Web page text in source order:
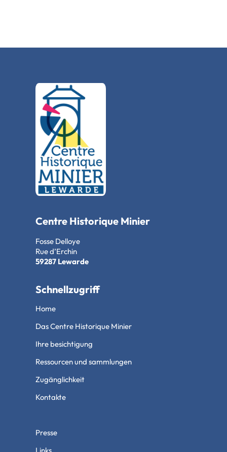
Centre Historique Minier
Fosse Delloye
Rue d’Erchin
59287 Lewarde
Schnellzugriff
Home
Das Centre Historique Minier
Ihre besichtigung
Ressourcen und sammlungen
Zugänglichkeit
Kontakte
Presse